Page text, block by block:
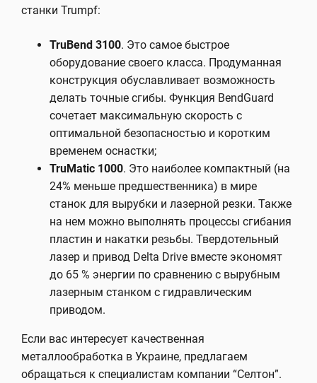
станки Trumpf:
TruBend 3100. Это самое быстрое
оборудование своего класса. Продуманная
конструкция обуславливает возможность
делать точные сгибы. Функция BendGuard
сочетает максимальную скорость с
оптимальной безопасностью и коротким
временем оснастки;
TruMatic 1000. Это наиболее компактный (на
24% меньше предшественника) в мире
станок для вырубки и лазерной резки. Также
на нем можно выполнять процессы сгибания
пластин и накатки резьбы. Твердотельный
лазер и привод Delta Drive вместе экономят
до 65 % энергии по сравнению с вырубным
лазерным станком с гидравлическим
приводом.
Если вас интересует качественная
металлообработка в Украине, предлагаем
обращаться к специалистам компании “Селтон”.